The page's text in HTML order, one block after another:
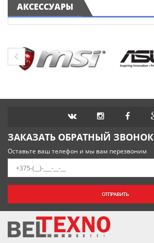
АКСЕССУАРЫ
ЗАКАЗАТЬ ОБРАТНЫЙ ЗВОНОК
Оставьте ваш телефон и мы вам перезвоним
ОТПРАВИТЬ